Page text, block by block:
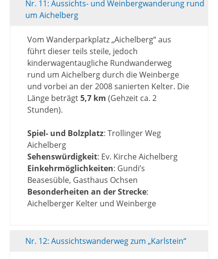
Nr. 11: Aussichts- und Weinbergwanderung rund
um Aichelberg
Vom Wanderparkplatz „Aichelberg“ aus
führt dieser teils steile, jedoch
kinderwagentaugliche Rundwanderweg
rund um Aichelberg durch die Weinberge
und vorbei an der 2008 sanierten Kelter. Die
Länge beträgt5,7 km (Gehzeit ca. 2
Stunden).
Spiel- und Bolzplatz: Trollinger Weg
Aichelberg
Sehenswürdigkeit: Ev. Kirche Aichelberg
Einkehrmöglichkeiten: Gundi’s
Beasesüble, Gasthaus Ochsen
Besonderheiten an der Strecke:
Aichelberger Kelter und Weinberge
Nr. 12: Aussichtswanderweg zum „Karlstein“